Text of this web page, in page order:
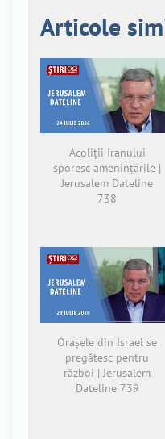
Articole
Acoliții Iranului
sporesc amenințările |
Jerusalem Dateline
738
Orașele din Israel se
pregătesc pentru
război | Jerusalem
Dateline 739